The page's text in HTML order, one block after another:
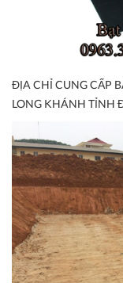
ĐỊA CHỈ CUNG CẤP
LONG KHÁNH TỈNH